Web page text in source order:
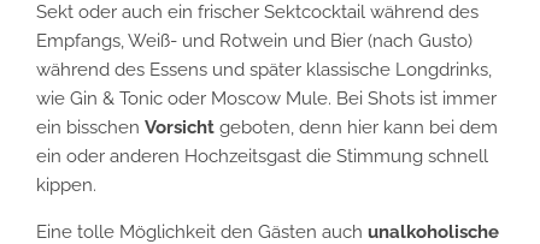
Sekt oder auch ein frischer Sektcocktail während des
Empfangs, Weiß- und Rotwein und Bier (nach Gusto)
während des Essens und später klassische Longdrinks,
wie Gin & Tonic oder Moscow Mule. Bei Shots ist immer
ein bisschen Vorsicht geboten, denn hier kann bei dem
ein oder anderen Hochzeitsgast die Stimmung schnell
kippen.
Eine tolle Möglichkeit den Gästen auch unalkoholische